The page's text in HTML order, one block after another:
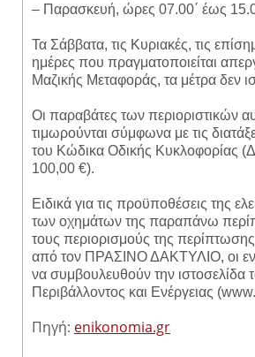
– Παρασκευή, ώρες 07.00΄ έως
Τα Σάββατα, τις Κυριακές, τις
ημέρες που πραγματοποιείται
Μαζικής Μεταφοράς, τα μέτρα δεν
Οι παραβάτες των περιοριστικών
τιμωρούνται σύμφωνα με τις
του Κώδικα Οδικής Κυκλοφορίας
100,00 €).
Ειδικά για τις προϋποθέσεις της
των οχημάτων της παραπάνω
τους περιορισμούς της
από τον ΠΡΑΣΙΝΟ ΔΑΚΤΥΛΙΟ, οι
να συμβουλευθούν την ιστοσελίδα
Περιβάλλοντος και Ενέργειας
Πηγή: enikonomia.gr